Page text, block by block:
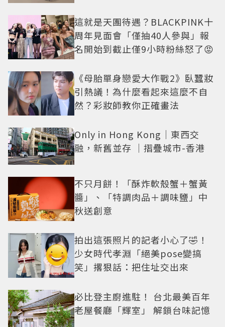
這就是天團待遇？BLACKPINK十
周年見面會「僅抽40人參與」報
名開始到截止僅9小時粉絲怒了😡
《母胎單身戀愛大作戰2》臥蠶妝
引熱議！為什麼看起來這麼不自
然？彩妝師教你正確畫法
Only in Hong Kong｜東西交
融，新舊並存 ｜摺疊城市-香港
不只月餅！「酥炸軟殼蟹＋蟹黃
醬」、「特調肉品＋調味鹽」中
秋送創意
拍出這張照片的記者小心了🤣！
少女時代孝淵「絕美pose變搞
笑」撂狠話：把住址交出來
必比登主廚進駐！ 台北最美百年
老屋餐廳「輝室」 解鎖台味記憶